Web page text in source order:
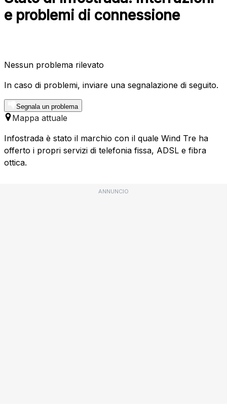
e problemi di connessione
Nessun problema rilevato
In caso di problemi, inviare una segnalazione di seguito.
Segnala un problema
Mappa attuale
Infostrada è stato il marchio con il quale Wind Tre ha
offerto i propri servizi di telefonia fissa, ADSL e fibra
ottica.
ANNUNCIO